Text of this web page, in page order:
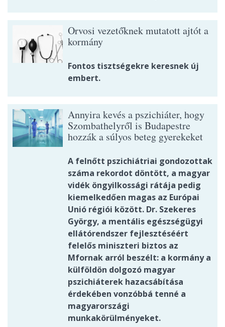
Orvosi vezetőknek mutatott ajtót a
kormány
Fontos tisztségekre keresnek új
embert.
Annyira kevés a pszichiáter, hogy
Szombathelyről is Budapestre
hozzák a súlyos beteg gyerekeket
A felnőtt pszichiátriai gondozottak
száma rekordot döntött, a magyar
vidék öngyilkossági rátája pedig
kiemelkedően magas az Európai
Unió régiói között. Dr. Szekeres
György, a mentális egészségügyi
ellátórendszer fejlesztéséért
felelős miniszteri biztos az
Mfornak arról beszélt: a kormány a
külföldön dolgozó magyar
pszichiáterek hazacsábítása
érdekében vonzóbbá tenné a
magyarországi
munkakörülményeket.